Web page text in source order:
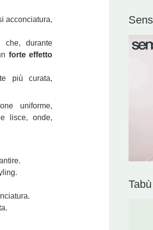
acconciatura,
che, durante
forte effetto
più curata,
uniforme,
lisce, onde,
Tabù